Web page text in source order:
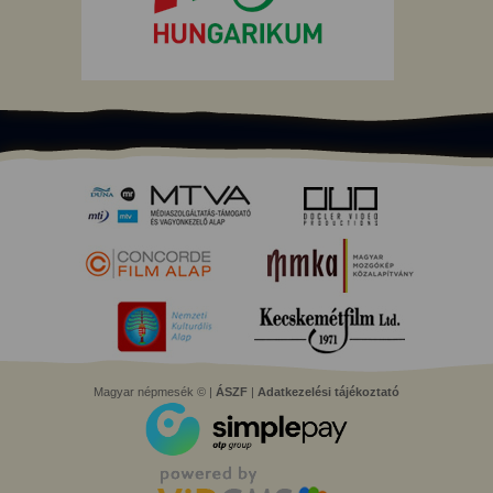
Magyar népmesék © | ÁSZF | Adatkezelési tájékoztató